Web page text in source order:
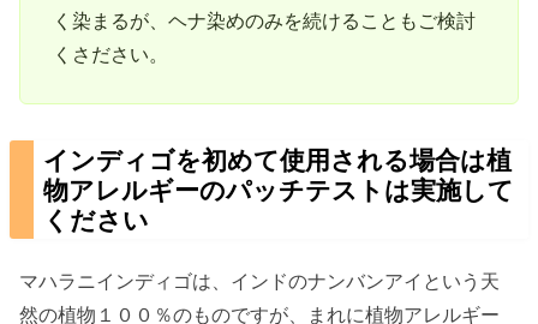
く染まるが、ヘナ染めのみを続けることもご検討
くさださい。
インディゴを初めて使用される場合は植
物アレルギーのパッチテストは実施して
ください
マハラニインディゴは、インドのナンバンアイという天
然の植物１００％のものですが、まれに植物アレルギー